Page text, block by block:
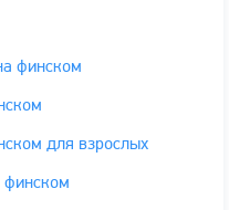
финском
для взрослых
финском